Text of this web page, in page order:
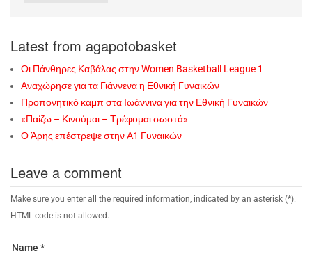
Latest from agapotobasket
Οι Πάνθηρες Καβάλας στην Women Basketball League 1
Αναχώρησε για τα Γιάννενα η Εθνική Γυναικών
Προπονητικό καμπ στα Ιωάννινα για την Εθνική Γυναικών
«Παίζω – Κινούμαι – Τρέφομαι σωστά»
Ο Άρης επέστρεψε στην Α1 Γυναικών
Leave a comment
Make sure you enter all the required information, indicated by an asterisk (*).
HTML code is not allowed.
Name *